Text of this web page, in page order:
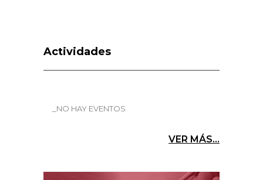
Actividades
_NO HAY EVENTOS
VER MÁS...